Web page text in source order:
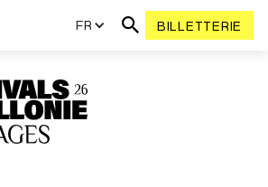
FR BILLETTERIE